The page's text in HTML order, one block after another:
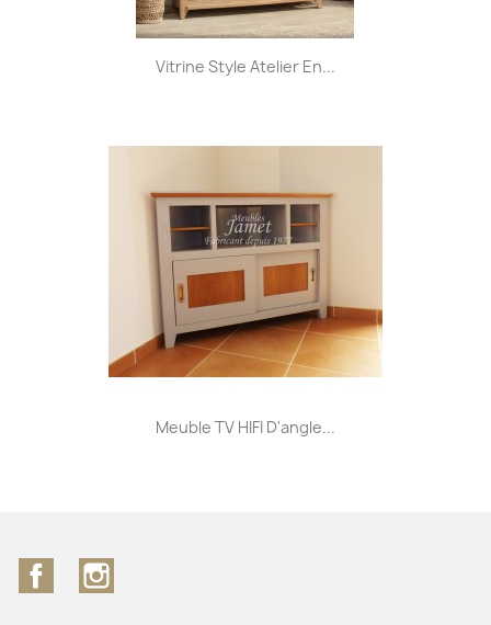
Vitrine Style Atelier En...
Meuble TV HIFI D'angle...
Facebook